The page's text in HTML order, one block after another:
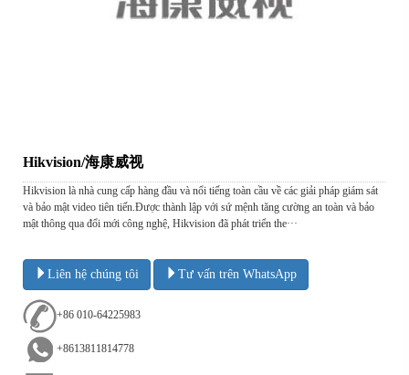
Hikvision/海康威视
Hikvision là nhà cung cấp hàng đầu và nổi tiếng toàn cầu về các giải pháp giám sát
và bảo mật video tiên tiến.Được thành lập với sứ mệnh tăng cường an toàn và bảo
mật thông qua đổi mới công nghệ, Hikvision đã phát triển the···
Liên hệ chúng tôi Tư vấn trên WhatsApp
+86 010-64225983
+8613811814778